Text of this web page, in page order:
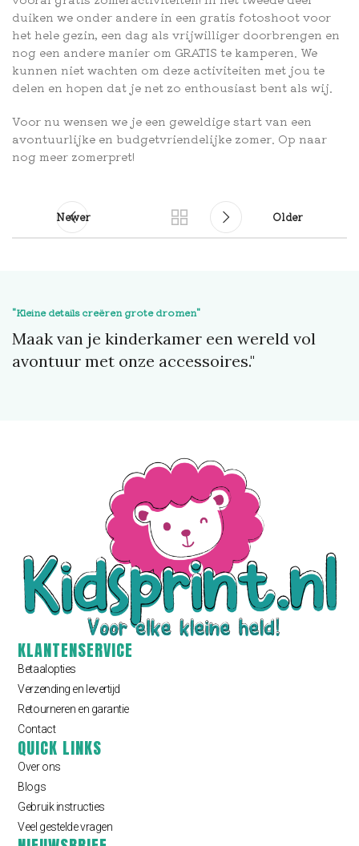
duiken we onder andere in een gratis fotoshoot voor
het hele gezin, een dag als vrijwilliger doorbrengen en
nog een andere manier om GRATIS te kamperen. We
kunnen niet wachten om deze activiteiten met jou te
delen en hopen dat je net zo enthousiast bent als wij.
Voor nu wensen we je een geweldige start van een
avontuurlijke en budgetvriendelijke zomer. Op naar
nog meer zomerpret!
Newer Older
"Kleine details creëren grote dromen"
Maak van je kinderkamer een wereld vol
avontuur met onze accessoires."
KLANTENSERVICE
Betaalopties
Verzending en levertijd
Retourneren en garantie
Contact
QUICK LINKS
Over ons
Blogs
Gebruik instructies
Veel gestelde vragen